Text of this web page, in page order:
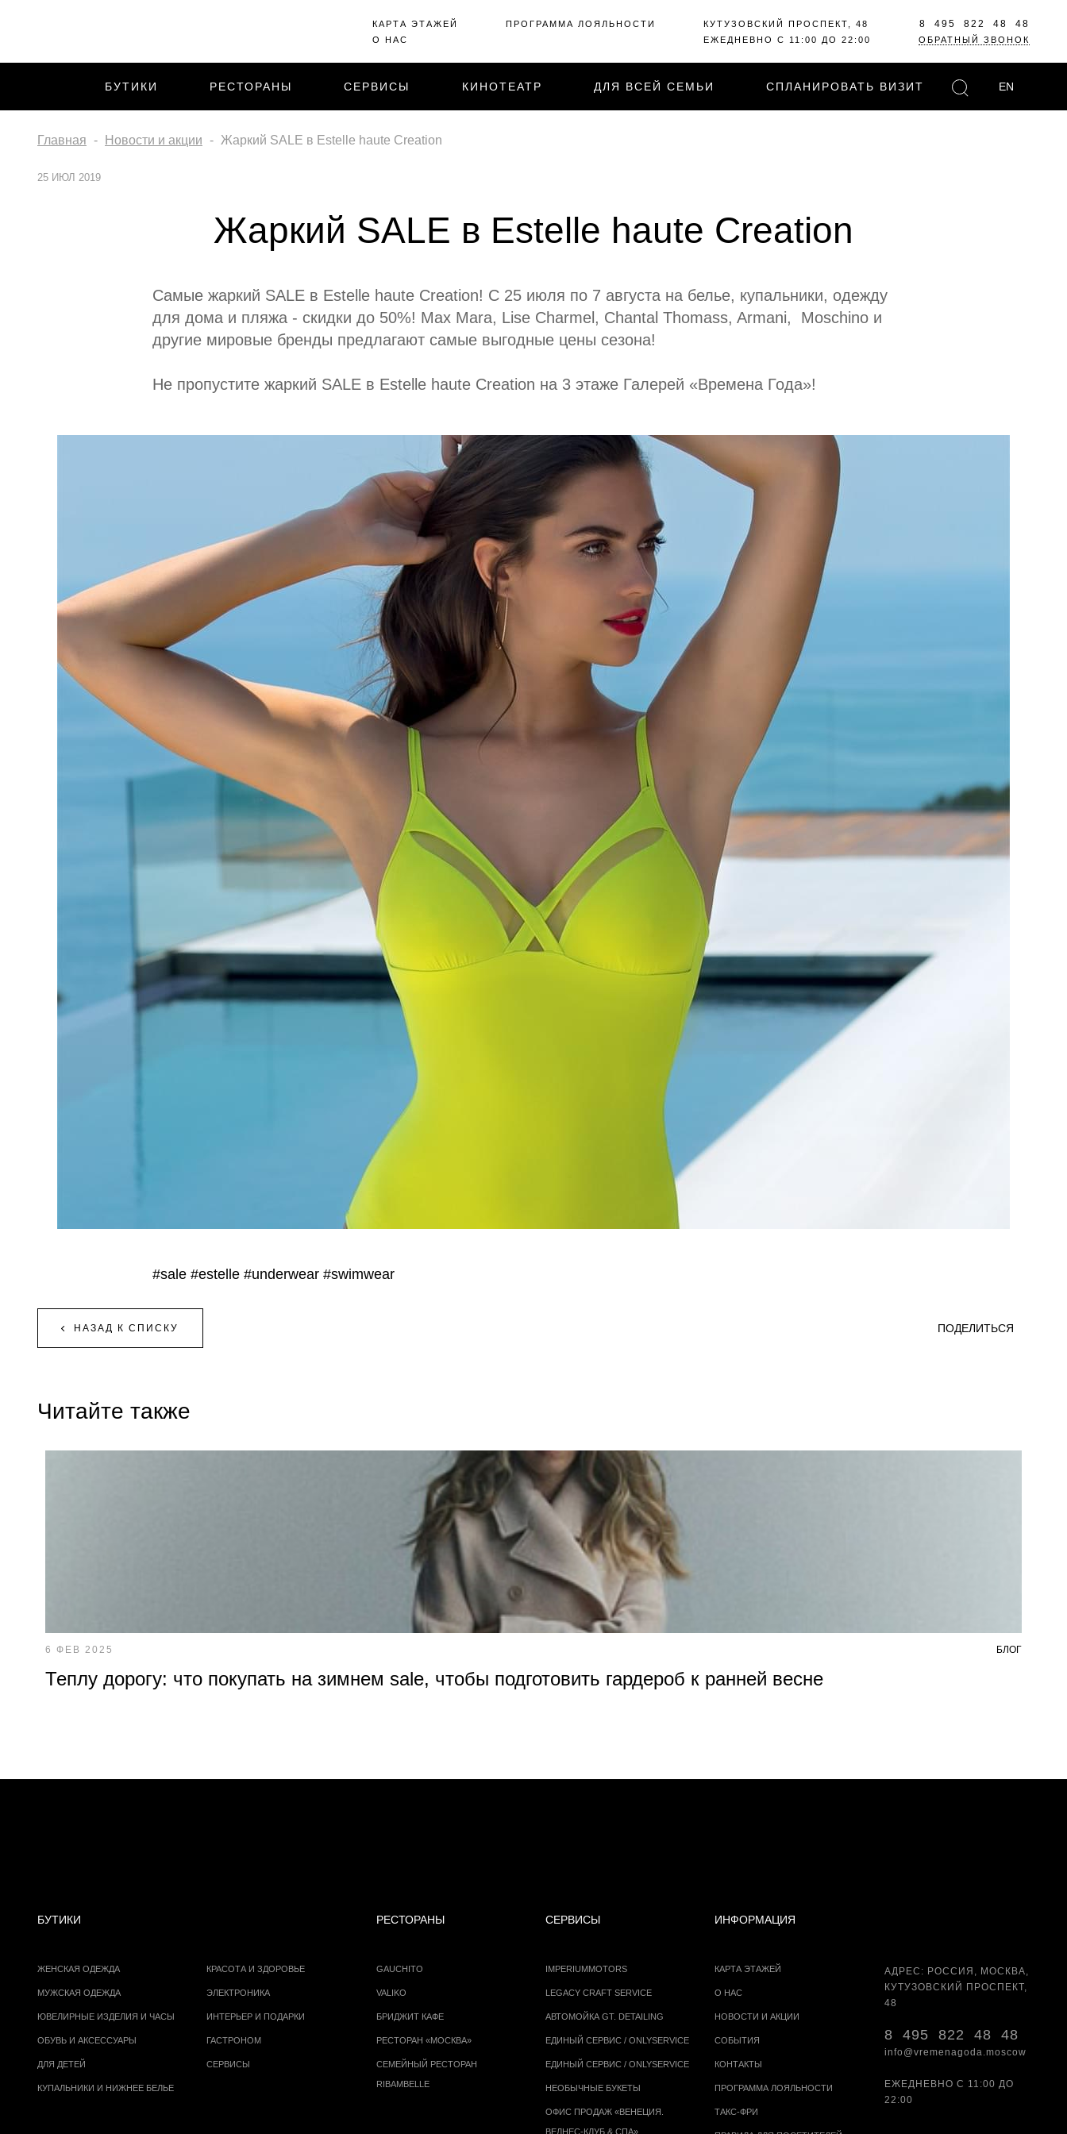
КАРТА ЭТАЖЕЙ
О НАС
ПРОГРАММА ЛОЯЛЬНОСТИ
КУТУЗОВСКИЙ ПРОСПЕКТ, 48
ЕЖЕДНЕВНО С 11:00 ДО 22:00
8 495 822 48 48
ОБРАТНЫЙ ЗВОНОК
БУТИКИ РЕСТОРАНЫ СЕРВИСЫ КИНОТЕАТР ДЛЯ ВСЕЙ СЕМЬИ СПЛАНИРОВАТЬ ВИЗИТ EN
Главная Новости и акции Жаркий SALE в Estelle haute Creation
25 ИЮЛ 2019
Жаркий SALE в Estelle haute Creation
Самые жаркий SALE в Estelle haute Creation! С 25 июля по 7 августа на белье, купальники, одежду
для дома и пляжа - скидки до 50%! Max Mara, Lise Charmel, Chantal Thomass, Armani, Moschino и
другие мировые бренды предлагают самые выгодные цены сезона!
Не пропустите жаркий SALE в Estelle haute Creation на 3 этаже Галерей «Времена Года»!
#sale #estelle #underwear #swimwear
НАЗАД К СПИСКУ ПОДЕЛИТЬСЯ
Читайте также
6 ФЕВ 2025 БЛОГ
Теплу дорогу: что покупать на зимнем sale, чтобы подготовить гардероб к ранней весне
БУТИКИ
ЖЕНСКАЯ ОДЕЖДА
МУЖСКАЯ ОДЕЖДА
ЮВЕЛИРНЫЕ ИЗДЕЛИЯ И ЧАСЫ
ОБУВЬ И АКСЕССУАРЫ
ДЛЯ ДЕТЕЙ
КУПАЛЬНИКИ И НИЖНЕЕ БЕЛЬЕ
КРАСОТА И ЗДОРОВЬЕ
ЭЛЕКТРОНИКА
ИНТЕРЬЕР И ПОДАРКИ
ГАСТРОНОМ
СЕРВИСЫ
РЕСТОРАНЫ
GAUCHITO
VALIKO
БРИДЖИТ КАФЕ
РЕСТОРАН «МОСКВА»
СЕМЕЙНЫЙ РЕСТОРАН
RIBAMBELLE
СЕРВИСЫ
IMPERIUMMOTORS
LEGACY CRAFT SERVICE
АВТОМОЙКА GT. DETAILING
ЕДИНЫЙ СЕРВИС / ONLYSERVICE
ЕДИНЫЙ СЕРВИС / ONLYSERVICE
НЕОБЫЧНЫЕ БУКЕТЫ
ОФИС ПРОДАЖ «ВЕНЕЦИЯ.
ВЕЛНЕС-КЛУБ & СПА»
ИНФОРМАЦИЯ
КАРТА ЭТАЖЕЙ
О НАС
НОВОСТИ И АКЦИИ
СОБЫТИЯ
КОНТАКТЫ
ПРОГРАММА ЛОЯЛЬНОСТИ
ТАКС-ФРИ
АДРЕС: РОССИЯ, МОСКВА,
КУТУЗОВСКИЙ ПРОСПЕКТ,
48
8 495 822 48 48
info@vremenagoda.moscow
ЕЖЕДНЕВНО С 11:00 ДО
22:00